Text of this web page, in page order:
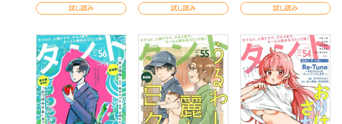
試し読み 試し読み 試し読み